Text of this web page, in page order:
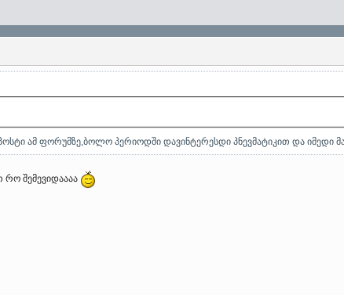
ამ ფორუმზე,ბოლო პერიოდში დავინტერესდი პნევმატიკით და იმედი
რო შემევიდაააა